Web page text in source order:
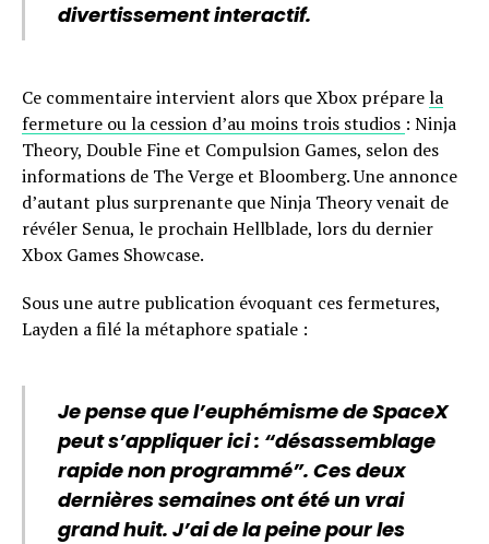
divertissement interactif.
Ce commentaire intervient alors que Xbox préparela
fermeture ou la cession d’au moins trois studios : Ninja
Theory, Double Fine et Compulsion Games, selon des
informations de The Verge et Bloomberg. Une annonce
d’autant plus surprenante que Ninja Theory venait de
révéler Senua, le prochain Hellblade, lors du dernier
Xbox Games Showcase.
Sous une autre publication évoquant ces fermetures,
Layden a filé la métaphore spatiale :
Je pense que l’euphémisme de SpaceX
peut s’appliquer ici : “désassemblage
rapide non programmé”. Ces deux
dernières semaines ont été un vrai
grand huit. J’ai de la peine pour les